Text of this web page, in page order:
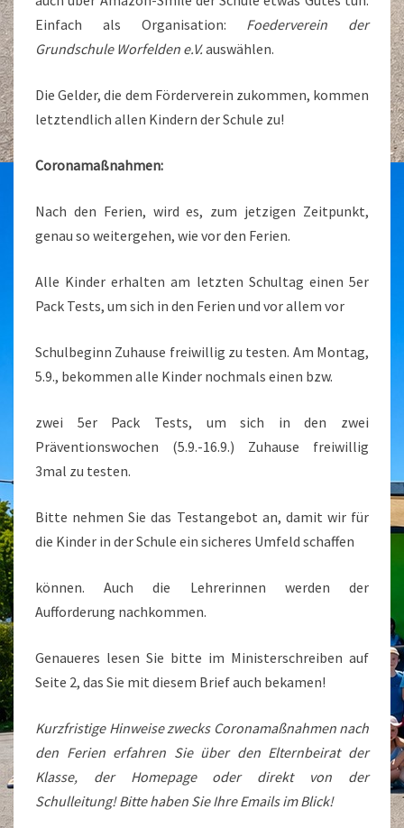
Einfach als Organisation: Foederverein der
Grundschule Worfelden e.V.auswählen.
Die Gelder, die dem Förderverein zukommen, kommen
letztendlich allen Kindern der Schule zu!
Coronamaßnahmen:
Nach den Ferien, wird es, zum jetzigen Zeitpunkt,
genau so weitergehen, wie vor den Ferien.
Alle Kinder erhalten am letzten Schultag einen 5er
Pack Tests, um sich in den Ferien und vor allem vor
Schulbeginn Zuhause freiwillig zu testen. Am Montag,
5.9., bekommen alle Kinder nochmals einen bzw.
zwei 5er Pack Tests, um sich in den zwei
Präventionswochen (5.9.-16.9.) Zuhause freiwillig
3mal zu testen.
Bitte nehmen Sie das Testangebot an, damit wir für
die Kinder in der Schule ein sicheres Umfeld schaffen
können. Auch die Lehrerinnen werden der
Aufforderung nachkommen.
Genaueres lesen Sie bitte im Ministerschreiben auf
Seite 2, das Sie mit diesem Brief auch bekamen!
Kurzfristige Hinweise zwecks Coronamaßnahmen nach
den Ferien erfahren Sie über den Elternbeirat der
Klasse, der Homepage oder direkt von der
Schulleitung! Bitte haben Sie Ihre Emails im Blick!